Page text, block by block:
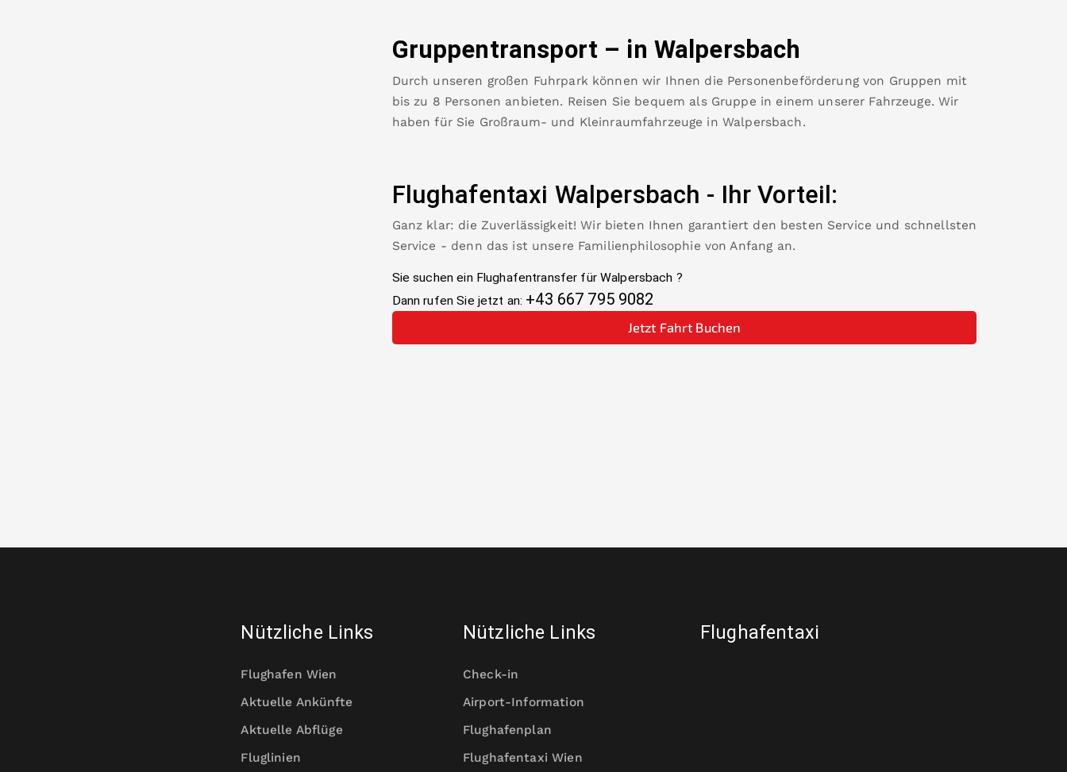
Gruppentransport – in Walpersbach
Durch unseren großen Fuhrpark können wir Ihnen die Personenbeförderung von Gruppen mit
bis zu 8 Personen anbieten. Reisen Sie bequem als Gruppe in einem unserer Fahrzeuge. Wir
haben für Sie Großraum- und Kleinraumfahrzeuge in Walpersbach.
Flughafentaxi Walpersbach - Ihr Vorteil:
Ganz klar: die Zuverlässigkeit! Wir bieten Ihnen garantiert den besten Service und schnellsten
Service - denn das ist unsere Familienphilosophie von Anfang an.
Sie suchen ein Flughafentransfer für Walpersbach ?
Dann rufen Sie jetzt an: +43 667 795 9082
Jetzt Fahrt Buchen
Nützliche Links
Flughafen Wien
Aktuelle Ankünfte
Aktuelle Abflüge
Fluglinien
Nützliche Links
Check-in
Airport-Information
Flughafenplan
Flughafentaxi Wien
Flughafentaxi